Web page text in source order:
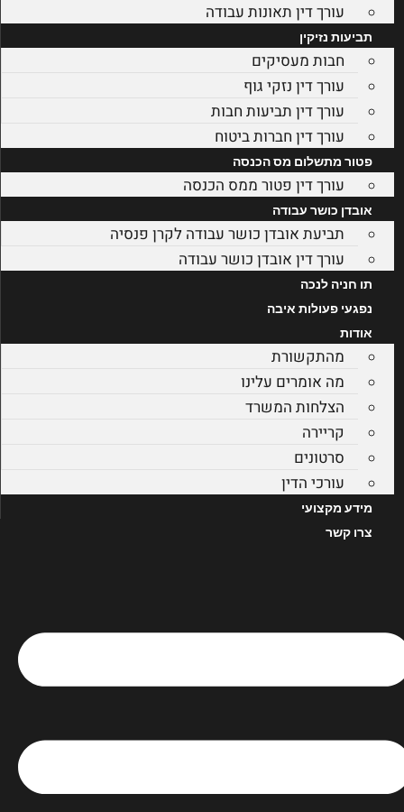
עורך דין תאונות עבודה
תביעות נזיקין
חבות מעסיקים
עורך דין נזקי גוף
עורך דין תביעות חבות
עורך דין חברות ביטוח
פטור מתשלום מס הכנסה
עורך דין פטור ממס הכנסה
אובדן כושר עבודה
תביעת אובדן כושר עבודה לקרן פנסיה
עורך דין אובדן כושר עבודה
תו חניה לנכה
נפגעי פעולות איבה
אודות
מהתקשורת
מה אומרים עלינו
הצלחות המשרד
קריירה
סרטונים
עורכי הדין
מידע מקצועי
צרו קשר